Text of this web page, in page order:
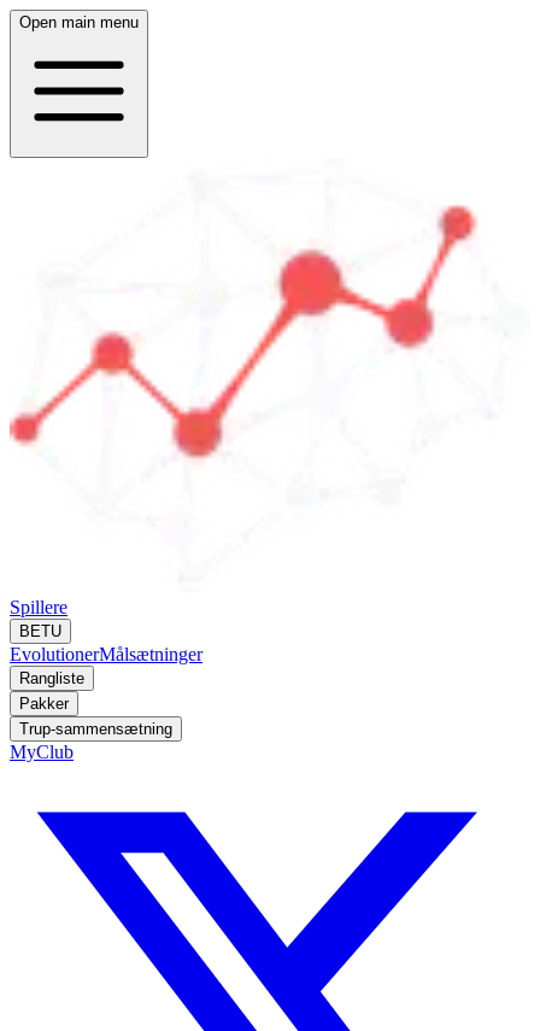
Open main menu
Spillere
BETU
EvolutionerMålsætninger
Rangliste
Pakker
Trup-sammensætning
MyClub